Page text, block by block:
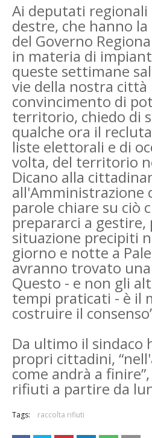
Ai deputati regionali
destre, che hanno
del Governo
in materia di
queste settimane
vie della nostra città
convincimento di
territorio, chiedo di
qualche ora il
liste elettorali e di
volta, del territorio
Dicano alla
all'Amministrazione
parole chiare su ciò
prepararci a gestire,
situazione precipiti
giorno e notte a
avranno trovato
Questo - e non gli
tempi praticati - è il
costruire il
Da ultimo il sindaco
propri cittadini,
come andrà a
rifiuti a partire da
Tags: raccolta rifiuti